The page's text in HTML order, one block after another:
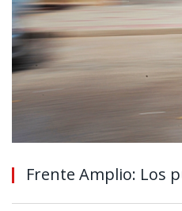
Frente Amplio: Los